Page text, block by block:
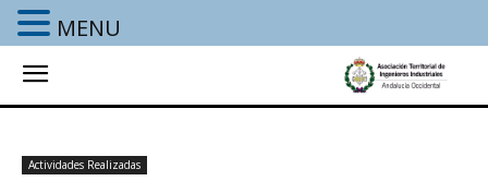
Actividades Realizadas
MENU